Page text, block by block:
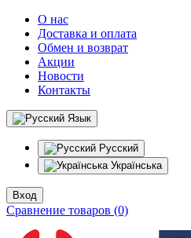
О нас
Доставка и оплата
Обмен и возврат
Акции
Новости
Контакты
Язык
Русский
Українська
Вход
Сравнение товаров (0)